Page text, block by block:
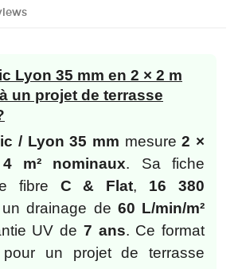
Lyon 35 mm en 2 × 2 m
un projet de terrasse
/ Lyon 35 mm mesure2 ×
4 m² nominaux. Sa fiche
fibre C & Flat, 16 380
drainage de 60 L/min/m²
UV de 7 ans. Ce format
un projet de terrasse